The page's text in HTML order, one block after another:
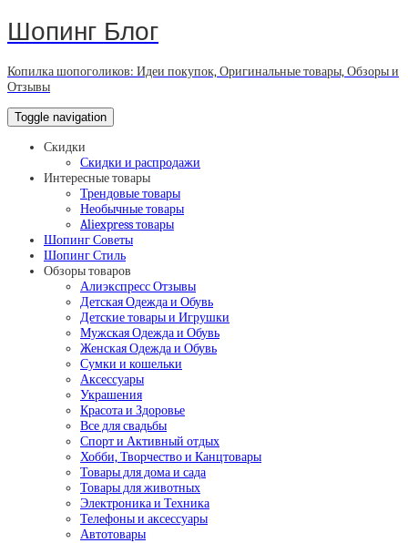
Шопинг Блог
Копилка шопоголиков: Идеи покупок, Оригинальные товары, Обзоры и
Отзывы
Toggle navigation
Скидки
Скидки и распродажи
Интересные товары
Трендовые товары
Необычные товары
Aliexpress товары
Шопинг Советы
Шопинг Стиль
Обзоры товаров
Алиэкспресс Отзывы
Детская Одежда и Обувь
Детские товары и Игрушки
Мужская Одежда и Обувь
Женская Одежда и Обувь
Сумки и кошельки
Аксессуары
Украшения
Красота и Здоровье
Все для свадьбы
Спорт и Активный отдых
Хобби, Творчество и Канцтовары
Товары для дома и сада
Товары для животных
Электроника и Техника
Телефоны и аксессуары
Автотовары